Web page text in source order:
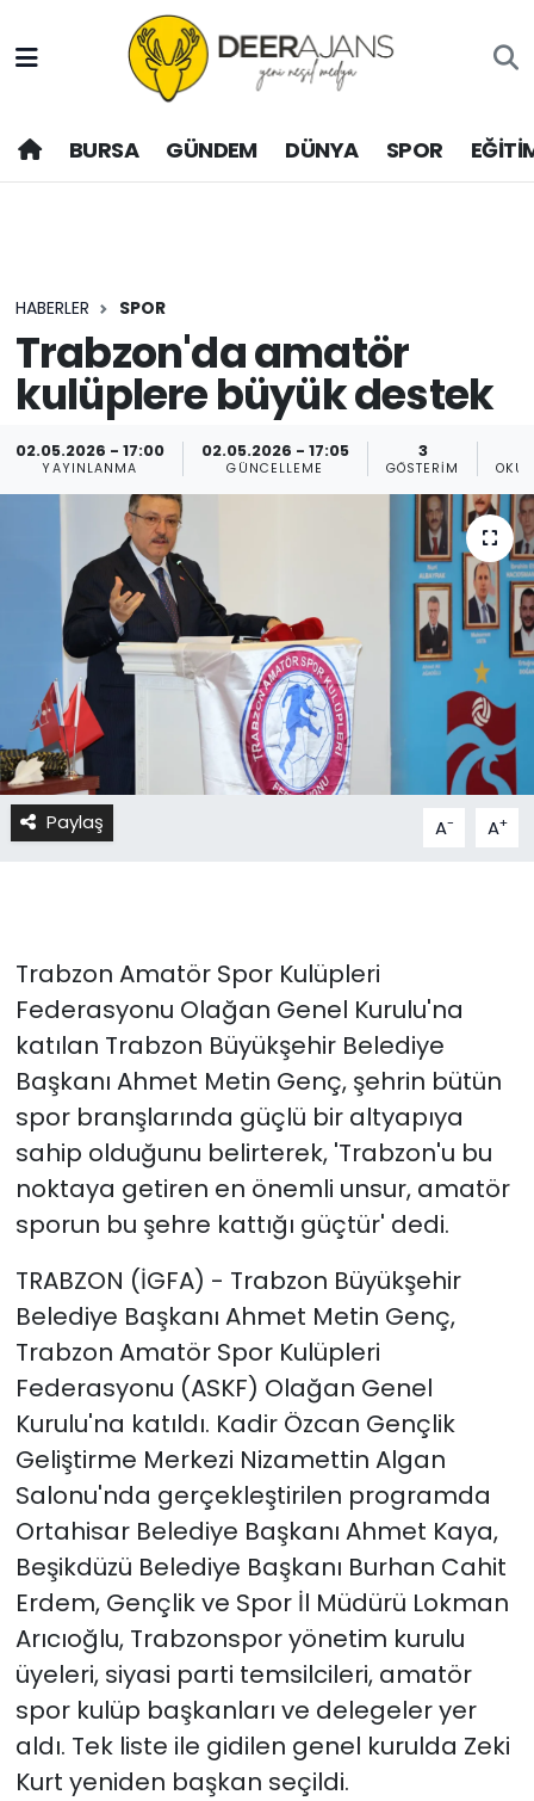
BURSA GÜNDEM DÜNYA SPOR
HABERLER SPOR
Trabzon'da amatör
kulüplere büyük destek
02.05.2026 - 17:00
YAYINLANMA
02.05.2026 - 17:05
GÜNCELLEME
3
GÖSTERIM
Paylaş A- A+
Trabzon Amatör Spor Kulüpleri
Federasyonu Olağan Genel Kurulu'na
katılan Trabzon Büyükşehir Belediye
Başkanı Ahmet Metin Genç, şehrin bütün
spor branşlarında güçlü bir altyapıya
sahip olduğunu belirterek, 'Trabzon'u bu
noktaya getiren en önemli unsur, amatör
sporun bu şehre kattığı güçtür' dedi.
TRABZON (İGFA) - Trabzon Büyükşehir
Belediye Başkanı Ahmet Metin Genç,
Trabzon Amatör Spor Kulüpleri
Federasyonu (ASKF) Olağan Genel
Kurulu'na katıldı. Kadir Özcan Gençlik
Geliştirme Merkezi Nizamettin Algan
Salonu'nda gerçekleştirilen programda
Ortahisar Belediye Başkanı Ahmet Kaya,
Beşikdüzü Belediye Başkanı Burhan Cahit
Erdem, Gençlik ve Spor İl Müdürü Lokman
Arıcıoğlu, Trabzonspor yönetim kurulu
üyeleri, siyasi parti temsilcileri, amatör
spor kulüp başkanları ve delegeler yer
aldı. Tek liste ile gidilen genel kurulda Zeki
Kurt yeniden başkan seçildi.
Hava Durumu
Trafik Durumu
Son Dakika Haberleri
Haber Arşivi